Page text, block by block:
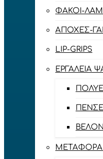
ΦΑΚΟΊ-
ΑΠΌΧΕΣ-
LIP-GRIPS
EΡΓΑΛΕΊΑ